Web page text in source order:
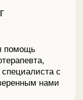
помощь
с
нами